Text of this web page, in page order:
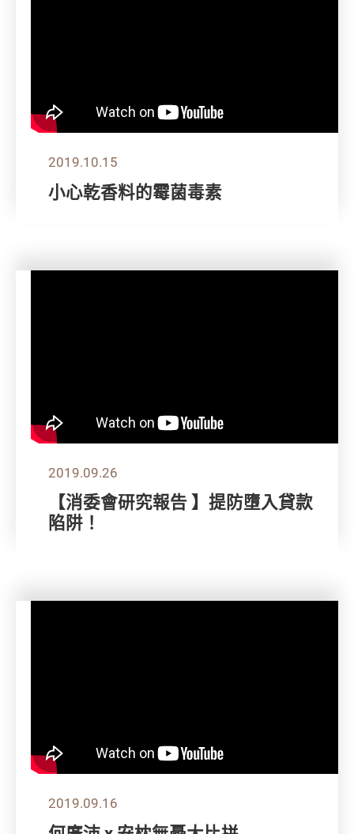
2019.10.15
小心乾香料的霉菌毒素
2019.09.26
【消委會研究報告 】提防墮入貸款
陷阱！
2019.09.16